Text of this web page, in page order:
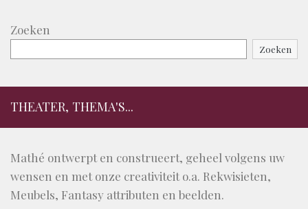
Zoeken
Zoeken
THEATER, THEMA'S...
Mathé ontwerpt en construeert, geheel volgens uw
wensen en met onze creativiteit o.a. Rekwisieten,
Meubels, Fantasy attributen en beelden.